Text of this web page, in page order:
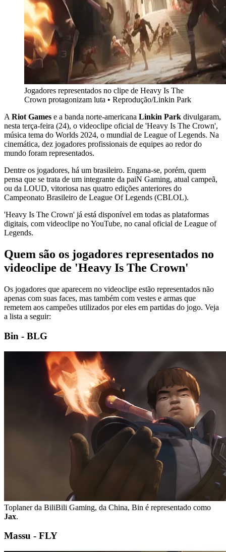
Jogadores representados no clipe de Heavy Is The
Crown protagonizam luta • Reprodução/Linkin Park
A Riot Games e a banda norte-americana Linkin Park divulgaram,
nesta terça-feira (24), o videoclipe oficial de 'Heavy Is The Crown',
música tema do Worlds 2024, o mundial de League of Legends. Na
cinemática, dez jogadores profissionais de equipes ao redor do
mundo foram representados.
Dentre os jogadores, há um brasileiro. Engana-se, porém, quem
pensa que se trata de um integrante da paiN Gaming, atual campeã,
ou da LOUD, vitoriosa nas quatro edições anteriores do
Campeonato Brasileiro de League Of Legends (CBLOL).
'Heavy Is The Crown' já está disponível em todas as plataformas
digitais, com videoclipe no YouTube, no canal oficial de League of
Legends.
Quem são os jogadores representados no
videoclipe de 'Heavy Is The Crown'
Os jogadores que aparecem no videoclipe estão representados não
apenas com suas faces, mas também com vestes e armas que
remetem aos campeões utilizados por eles em partidas do jogo. Veja
a lista a seguir:
Bin - BLG
Toplaner da BiliBili Gaming, da China, Bin é representado como
Jax.
Massu - FLY